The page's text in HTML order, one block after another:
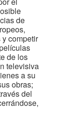
de
competir
de los
televisiva
a su
obras;
del